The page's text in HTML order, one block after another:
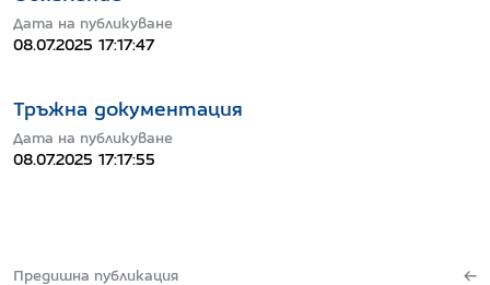
Предишна публикация
Дата на публикуване
08.07.2025 17:17:47
Тръжна документация
Дата на публикуване
08.07.2025 17:17:55